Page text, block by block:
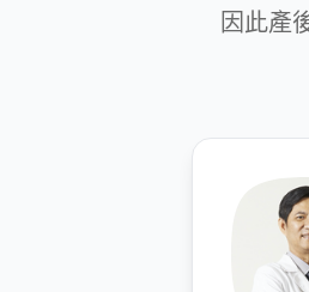
因此產